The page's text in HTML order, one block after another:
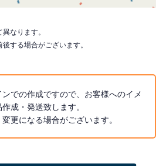
なります。
する場合がございます。
での作成ですので、お客様へのイメ
成・発送致します。
更になる場合がございます。